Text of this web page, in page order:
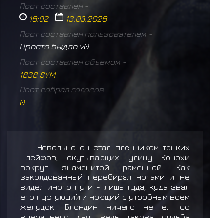
Пост составлен -
16:02 13.03.2026
Пост составлен пользователем -
Просто быдло v0
Пост составлен объемом -
1838 SYM
Пост собрал голосов -
0
Невольно он стал пленником тонких
шлейфов, окутывающих улицу Конохи
вокруг знаменитой раменной. Как
заколдованный перебирал ногами и не
видел иного пути - лишь туда, куда звал
его пустующий и ноющий с утробным воем
желудок. Блондин ничего не ел со